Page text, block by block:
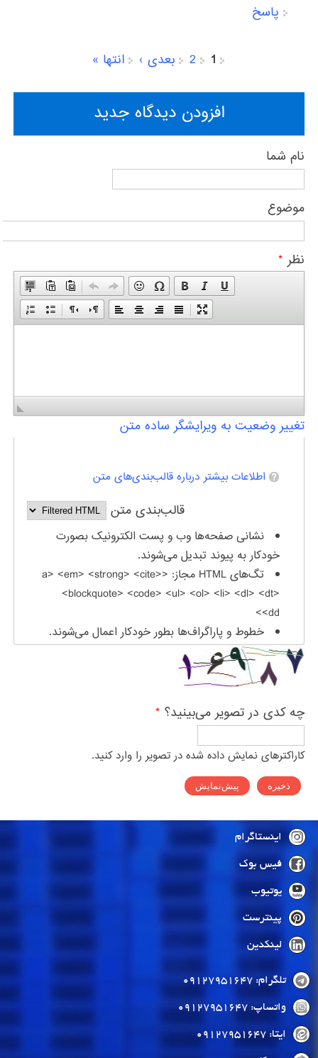
پاسخ
صفحه‌ها
1
2 بعدی › انتها »
افزودن دیدگاه جدید
نام شما
موضوع
نظر *
تغییر وضعیت به ویرایشگر ساده متن
اطلاعات بیشتر درباره قالب‌بندی‌های متن
قالب‌بندی متن
نشانی صفحه‌ها وب و پست الکترونیک بصورت
خودکار به پیوند تبدیل می‌شوند.
تگ‌های HTML مجاز: <a> <em> <strong> <cite>
<blockquote> <code> <ul> <ol> <li> <dl> <dt>
<dd>
خطوط و پاراگراف‌ها بطور خودکار اعمال می‌شوند.
چه کدی در تصویر می‌بینید؟ *
کاراکترهای نمایش داده شده در تصویر را وارد کنید.
اینستاگرام
فیس بوک
یوتیوب
پینترست
لینکدین
تلگرام: 09127951647
واتساپ: 09127951647
ایتا: 09127951647